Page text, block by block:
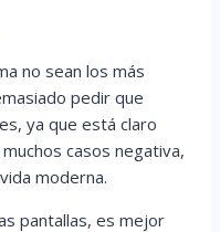
no sean los más
pedir que
ya que está claro
casos negativa,
moderna.
pantallas, es mejor